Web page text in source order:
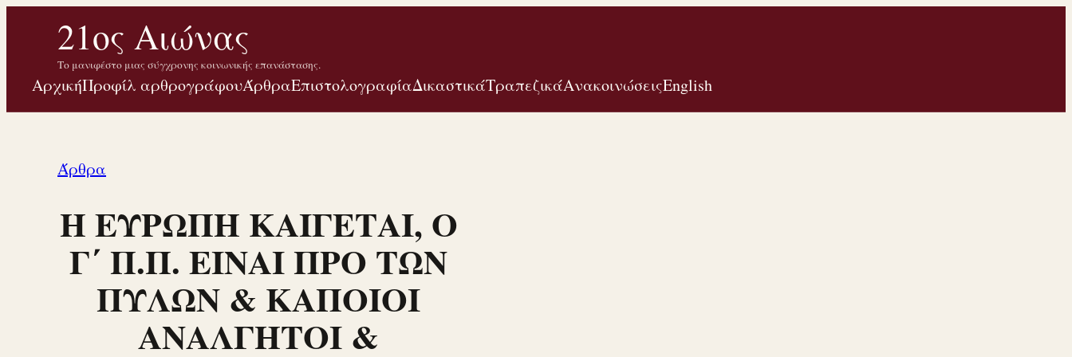
περιεχόμενο
21ος Αιώνας
Το μανιφέστο μιας σύγχρονης κοινωνικής επανάστασης.
ΑρχικήΠροφίλ αρθρογράφουΆρθραΕπιστολογραφίαΔικαστικάΤραπεζικάΑνακοινώσειςEnglish
Άρθρα
Η ΕΥΡΩΠΗ ΚΑΙΓΕΤΑΙ, Ο
Γ΄ Π.Π. ΕΙΝΑΙ ΠΡΟ ΤΩΝ
ΠΥΛΩΝ & ΚΑΠΟΙΟΙ
ΑΝΑΛΓΗΤΟΙ &